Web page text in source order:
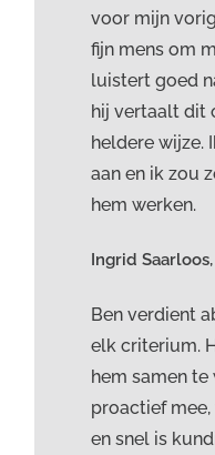
voor mijn
fijn mens om
luistert goed
hij vertaalt dit
heldere wijze.
aan en ik zou
hem werken.
Ingrid Saarloos,
Ben verdient
elk criterium.
hem samen
proactief
en snel is